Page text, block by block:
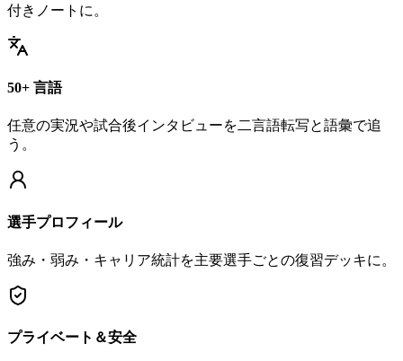
付きノートに。
50+ 言語
任意の実況や試合後インタビューを二言語転写と語彙で追
う。
選手プロフィール
強み・弱み・キャリア統計を主要選手ごとの復習デッキに。
プライベート＆安全